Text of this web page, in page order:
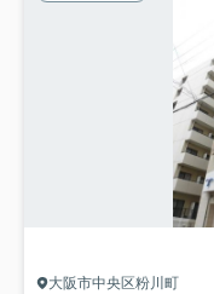
大阪市中央区粉川町